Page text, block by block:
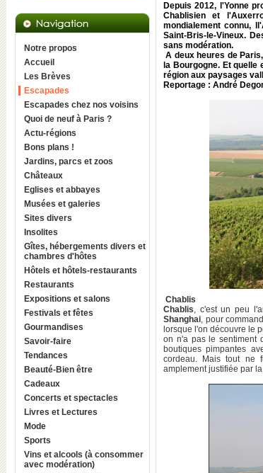
Notre propos
Accueil
Les Brèves
Escapades
Escapades chez nos voisins
Quoi de neuf à Paris ?
Actu-régions
Bons plans !
Jardins, parcs et zoos
Châteaux
Eglises et abbayes
Musées et galeries
Sites divers
Insolites
Gîtes, hébergements divers et
chambres d'hôtes
Hôtels et hôtels-restaurants
Restaurants
Expositions et salons
Festivals et fêtes
Gourmandises
Savoir-faire
Tendances
Beauté-Bien être
Cadeaux
Concerts et spectacles
Livres et Lectures
Mode
Sports
Vins et alcools (à consommer
avec modération)
Depuis 2012, l'Yonne
Chablisien et
mondialement connu,
Saint-Bris-le-Vineux.
sans modération.
A deux heures de
la Bourgogne. Et
région aux paysages
Reportage : André
Chablis
Chablis, c'est un peu
Shanghai, pour
lorsque l'on découvre le
on n'a pas le sentiment
boutiques pimpantes
cordeau. Mais tout ne
amplement justifiée par